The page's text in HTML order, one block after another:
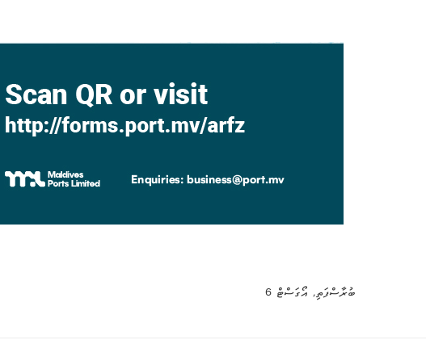
ބުރާސްފަތި, އޯގަސްޓް 6